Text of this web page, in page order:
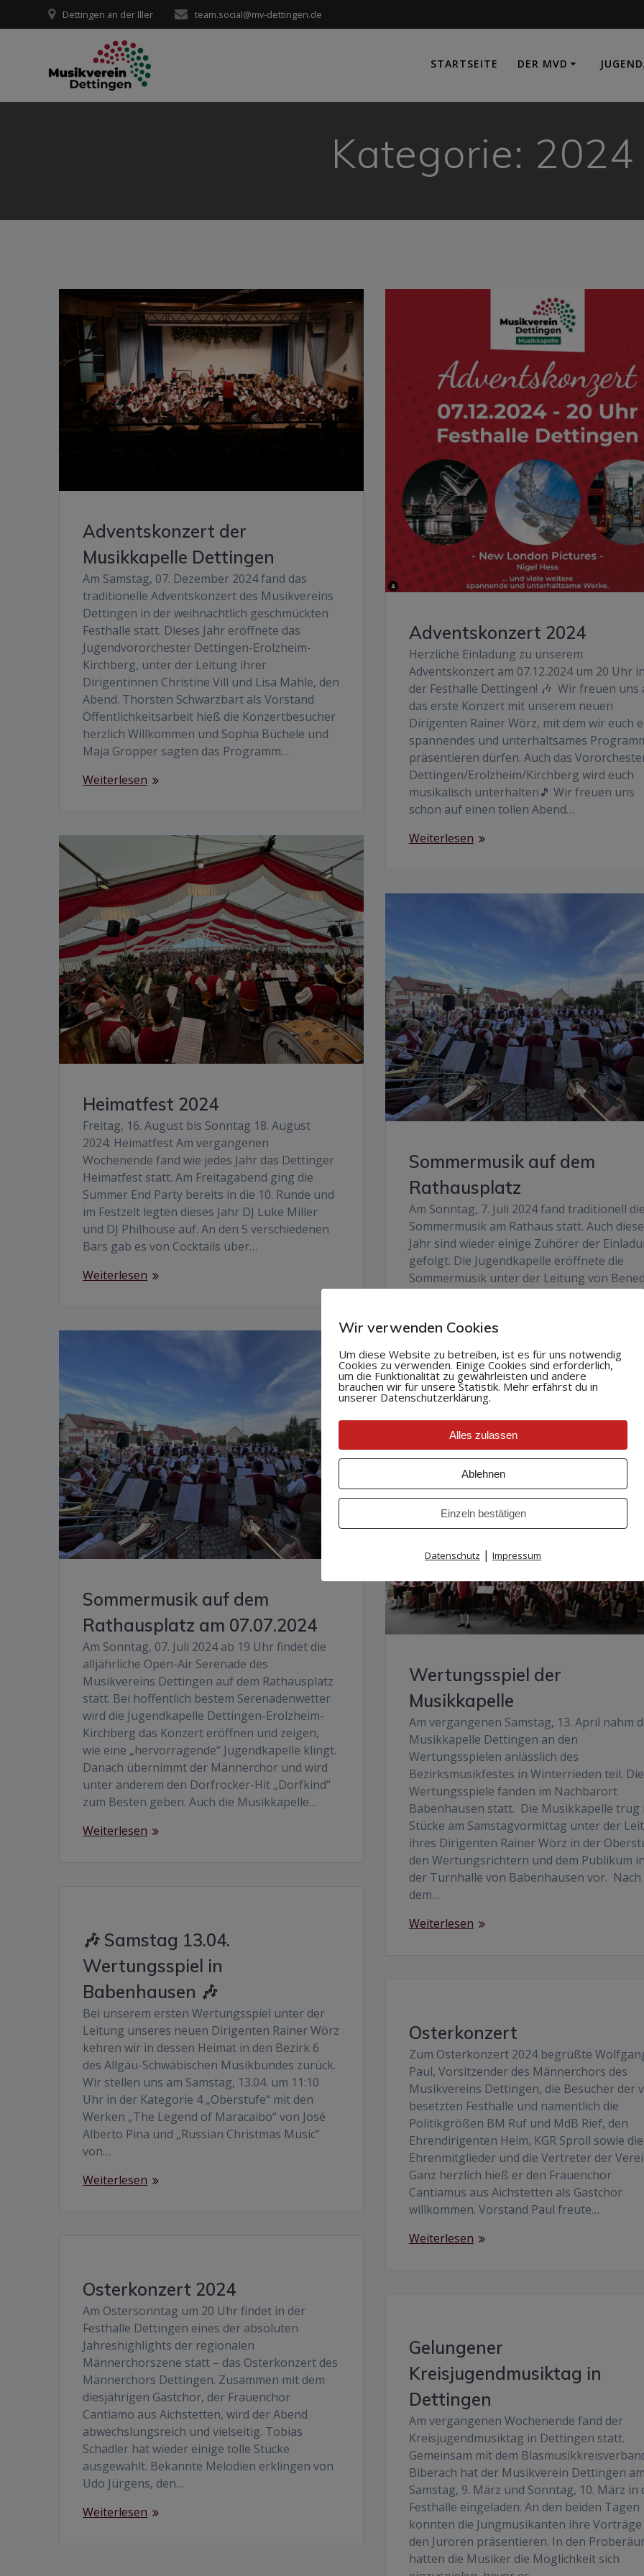
Inhalt
Dettingen an der Iller team.social@mv-dettingen.de
STARTSEITE DER MVD
Kategorie: 2024
Adventskonzert der
Musikkapelle Dettingen
Am Samstag, 07. Dezember 2024 fand das
traditionelle Adventskonzert des Musikvereins
Dettingen in der weihnachtlich geschmückten
Festhalle statt. Dieses Jahr eröffnete das
Jugendvororchester Dettingen-Erolzheim-
Kirchberg, unter der Leitung ihrer
Dirigentinnen Christine Vill und Lisa Mahle, den
Abend. Thorsten Schwarzbart als Vorstand
Öffentlichkeitsarbeit hieß die Konzertbesucher
herzlich Willkommen und Sophia Büchele und
Maja Gropper sagten das Programm…
Weiterlesen
Adventskonzert 2024
Herzliche Einladung zu unserem
Adventskonzert am 07.12.2024 um 20 Uhr
der Festhalle Dettingen! 🎶 Wir freuen uns
das erste Konzert mit unserem neuen
Dirigenten Rainer Wörz, mit dem wir euch
spannendes und unterhaltsames
präsentieren dürfen. Auch das
Dettingen/Erolzheim/Kirchberg wird euch
musikalisch unterhalten🎵 Wir freuen uns
schon auf einen tollen Abend…
Weiterlesen
Heimatfest 2024
Freitag, 16. August bis Sonntag 18. August
2024: Heimatfest Am vergangenen
Wochenende fand wie jedes Jahr das Dettinger
Heimatfest statt. Am Freitagabend ging die
Summer End Party bereits in die 10. Runde und
im Festzelt legten dieses Jahr DJ Luke Miller
und DJ Philhouse auf. An den 5 verschiedenen
Bars gab es von Cocktails über…
Weiterlesen
Sommermusik auf dem
Rathausplatz
Am Sonntag, 7. Juli 2024 fand traditionell
Sommermusik am Rathaus statt. Auch
Jahr sind wieder einige Zuhörer der
gefolgt. Die Jugendkapelle eröffnete die
Sommermusik unter der Leitung von
gestaltete der Männerchor unter der
von Tobias Schädler den…
Weiterlesen
Sommermusik auf dem
Rathausplatz am 07.07.2024
Am Sonntag, 07. Juli 2024 ab 19 Uhr findet die
alljährliche Open-Air Serenade des
Musikvereins Dettingen auf dem Rathausplatz
statt. Bei hoffentlich bestem Serenadenwetter
wird die Jugendkapelle Dettingen-Erolzheim-
Kirchberg das Konzert eröffnen und zeigen,
wie eine „hervorragende“ Jugendkapelle klingt.
Danach übernimmt der Männerchor und wird
unter anderem den Dorfrocker-Hit „Dorfkind“
zum Besten geben. Auch die Musikkapelle…
Weiterlesen
Wertungsspiel der
Musikkapelle
Am vergangenen Samstag, 13. April nahm
Musikkapelle Dettingen an den
Wertungsspielen anlässlich des
Bezirksmusikfestes in Winterrieden teil. Die
Wertungsspiele fanden im Nachbarort
Babenhausen statt. Die Musikkapelle trug
Stücke am Samstagvormittag unter der
ihres Dirigenten Rainer Wörz in der
den Wertungsrichtern und dem Publikum
der Turnhalle von Babenhausen vor. Nach
dem…
Weiterlesen
🎶 Samstag 13.04.
Wertungsspiel in
Babenhausen 🎶
Bei unserem ersten Wertungsspiel unter der
Leitung unseres neuen Dirigenten Rainer Wörz
kehren wir in dessen Heimat in den Bezirk 6
des Allgäu-Schwäbischen Musikbundes zurück.
Wir stellen uns am Samstag, 13.04. um 11:10
Uhr in der Kategorie 4 „Oberstufe“ mit den
Werken „The Legend of Maracaibo“ von José
Alberto Pina und „Russian Christmas Music“
von…
Weiterlesen
Osterkonzert
Zum Osterkonzert 2024 begrüßte
Paul, Vorsitzender des Männerchors des
Musikvereins Dettingen, die Besucher der
besetzten Festhalle und namentlich die
Politikgrößen BM Ruf und MdB Rief, den
Ehrendirigenten Heim, KGR Sproll sowie die
Ehrenmitglieder und die Vertreter der
Ganz herzlich hieß er den Frauenchor
Cantiamus aus Aichstetten als Gastchor
willkommen. Vorstand Paul freute…
Weiterlesen
Osterkonzert 2024
Am Ostersonntag um 20 Uhr findet in der
Festhalle Dettingen eines der absoluten
Jahreshighlights der regionalen
Männerchorszene statt – das Osterkonzert des
Männerchors Dettingen. Zusammen mit dem
diesjährigen Gastchor, der Frauenchor
Cantiamo aus Aichstetten, wird der Abend
abwechslungsreich und vielseitig. Tobias
Schädler hat wieder einige tolle Stücke
ausgewählt. Bekannte Melodien erklingen von
Udo Jürgens, den…
Weiterlesen
Gelungener
Kreisjugendmusiktag in
Dettingen
Am vergangenen Wochenende fand der
Kreisjugendmusiktag in Dettingen statt.
Gemeinsam mit dem
Biberach hat der Musikverein Dettingen
Samstag, 9. März und Sonntag, 10. März in
Festhalle eingeladen. An den beiden Tagen
konnten die Jungmusikanten ihre
den Juroren präsentieren. In den
hatten die Musiker die Möglichkeit sich
Wir verwenden Cookies
Um diese Website zu betreiben, ist es für uns notwendig
Cookies zu verwenden. Einige Cookies sind erforderlich,
um die Funktionalität zu gewährleisten und andere
brauchen wir für unsere Statistik. Mehr erfährst du in
unserer Datenschutzerklärung.
Alles zulassen
Ablehnen
Einzeln bestätigen
Datenschutz | Impressum